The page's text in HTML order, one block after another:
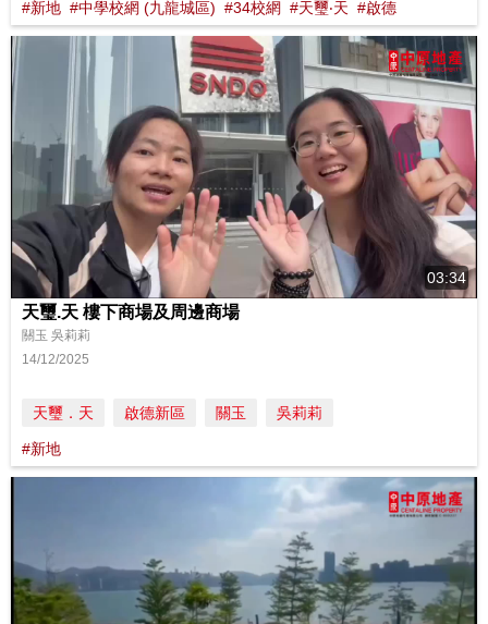
#新地 #中學校網 (九龍城區) #34校網 #天璽‧天 #啟德
03:34
天璽.天 樓下商場及周邊商場
關玉 吳莉莉
14/12/2025
天璽．天 啟德新區 關玉 吳莉莉
#新地